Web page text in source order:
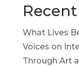
What Lives
Voices on
Through Art